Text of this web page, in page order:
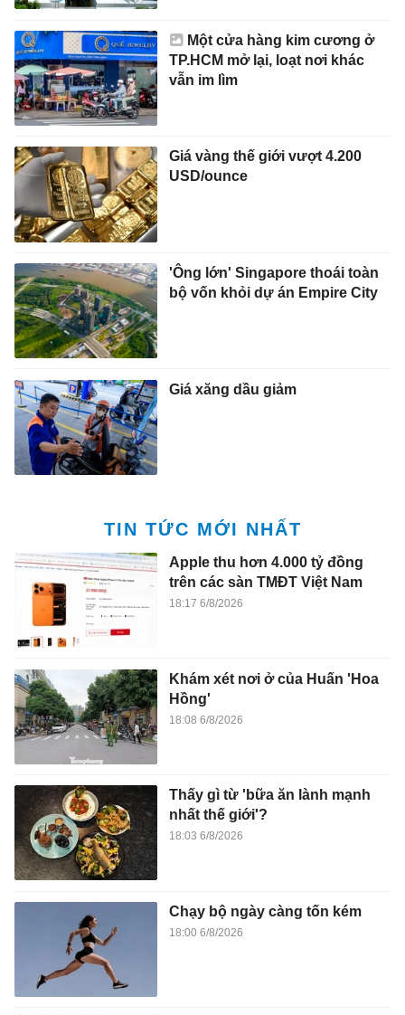
Một cửa hàng kim cương ở
TP.HCM mở lại, loạt nơi khác
vẫn im lìm
Giá vàng thế giới vượt 4.200
USD/ounce
'Ông lớn' Singapore thoái toàn
bộ vốn khỏi dự án Empire City
Giá xăng dầu giảm
TIN TỨC MỚI NHẤT
Apple thu hơn 4.000 tỷ đồng
trên các sàn TMĐT Việt Nam
18:17 6/8/2026
Khám xét nơi ở của Huấn 'Hoa
Hồng'
18:08 6/8/2026
Thấy gì từ 'bữa ăn lành mạnh
nhất thế giới'?
18:03 6/8/2026
Chạy bộ ngày càng tốn kém
18:00 6/8/2026